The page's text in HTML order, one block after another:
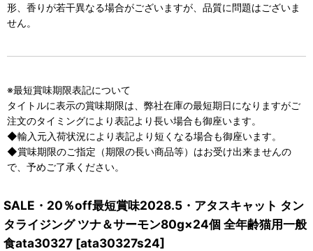
形、香りが若干異なる場合がございますが、品質に問題はございま
せん。
※最短賞味期限表記について
タイトルに表示の賞味期限は、弊社在庫の最短期日になりますがご
注文のタイミングにより表記より長い場合も御座います。
◆輸入元入荷状況により表記より短くなる場合も御座います。
◆賞味期限のご指定（期限の長い商品等）はお受け出来ませんの
で、予めご了承ください。
SALE・20％off最短賞味2028.5・アタスキャット タン
タライジング ツナ＆サーモン80g×24個 全年齢猫用一般
食ata30327 [ata30327s24]